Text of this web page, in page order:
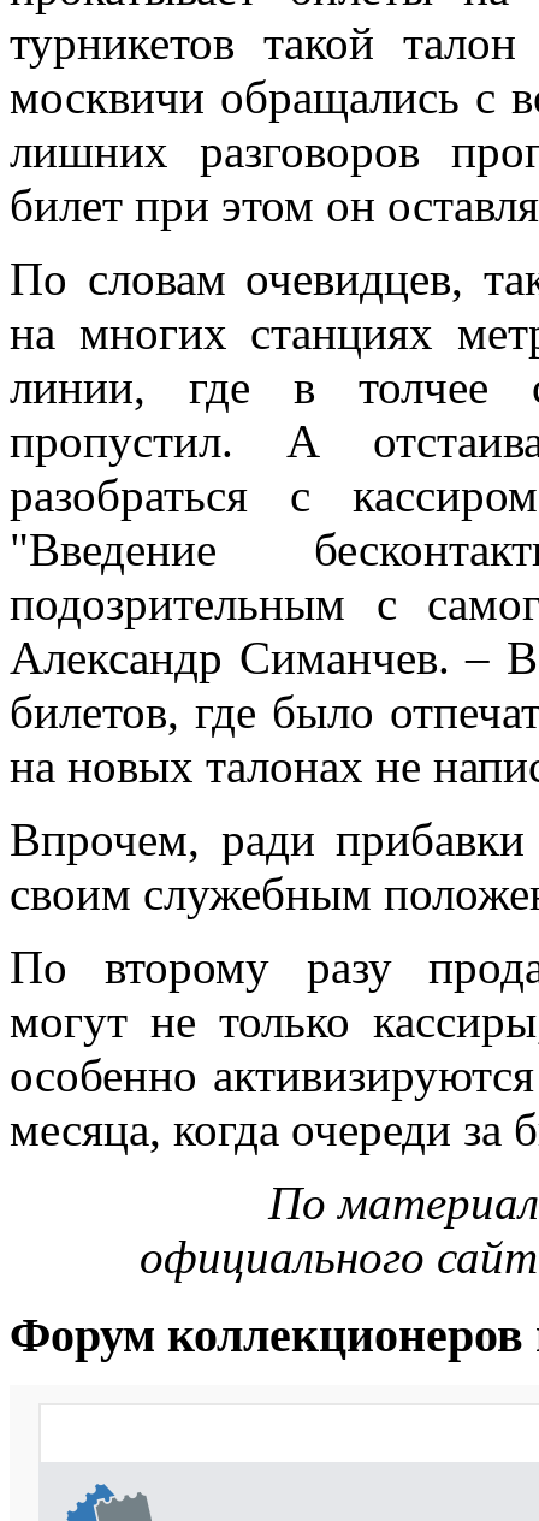
турникетов такой
москвичи обращались с
лишних разговоров
билет при этом он
По словам очевидцев,
на многих станциях
линии, где в толчее
пропустил. А
разобраться с
"Введение
подозрительным с
Александр Симанчев. –
билетов, где было
на новых талонах не
Впрочем, ради
своим служебным
По второму разу
могут не только
особенно
месяца, когда очереди
По
официального
Форум коллекционеров